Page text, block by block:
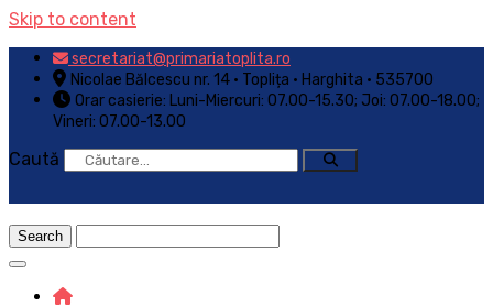
Skip to content
secretariat@primariatoplita.ro
Nicolae Bălcescu nr. 14 • Toplița • Harghita • 535700
Orar casierie: Luni-Miercuri: 07.00-15.30; Joi: 07.00-18.00;
Vineri: 07.00-13.00
Caută